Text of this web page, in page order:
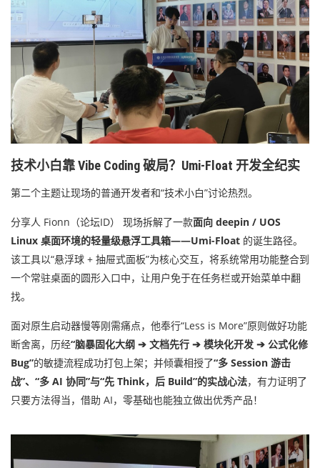
技术小白靠 Vibe Coding 破局？Umi-Float 开发全纪实
第二个主题让现场的普通开发者和“技术小白”讨论热烈。
分享人 Fionn （论坛ID） 现场拆解了一款面向 deepin / UOS
Linux 桌面环境的轻量级悬浮工具箱——Umi-Float 的诞生路径。
该工具以“悬浮球 + 抽屉式面板”为核心交互，将系统常用功能整合到
一个常驻桌面的圆形入口中，让用户免于在任务栏或开始菜单中翻
找。
面对原生启动器慢等刚需痛点，他奉行“Less is More”原则做好功能
断舍离，历经“脑暴固化大纲 ➔ 文档先行 ➔ 模块化开发 ➔ 公式化修
Bug”的敏捷流程成功打包上架；并倾囊相授了“多 Session 游击
战”、“多 AI 协同”与“先 Think，后 Build”的实战心法，有力证明了
只要方法得当，借助 AI，零基础也能独立做出优秀产品！